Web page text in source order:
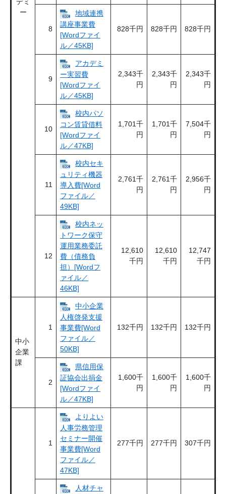
デミ
ー
8
地域連携
講座事業費
[Wordファイ
ル／45KB]
828千円 828千円 828千円
9
アカデミ
ー実習費
[Wordファイ
ル／45KB]
2,343千
円
2,343千
円
2,343千
円
10
校内パソ
コン賃貸借料
[Wordファイ
ル／47KB]
1,701千
円
1,701千
円
7,504千
円
11
校内セキ
ュリティ機器
導入費[Word
ファイル／
49KB]
2,761千
円
2,761千
円
2,956千
円
12
校内ネッ
トワーク保守
運用業務委託
費（債務負
担）[Wordフ
ァイル／
46KB]
12,610
千円
12,610
千円
12,747
千円
中小
企業
課
1
中小企業
人権啓発支援
事業費[Word
ファイル／
50KB]
132千円 132千円 132千円
2
県信用保
証協会出捐金
[Wordファイ
ル／47KB]
1,600千
円
1,600千
円
1,600千
円
1
よりよい
人事労務管理
セミナー開催
事業費[Word
ファイル／
47KB]
277千円 277千円 307千円
人材チャ